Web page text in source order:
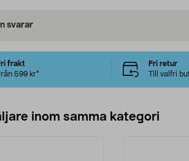
svarar
frakt
599 kr*
Fri retur
Till valfri
inom samma kategori